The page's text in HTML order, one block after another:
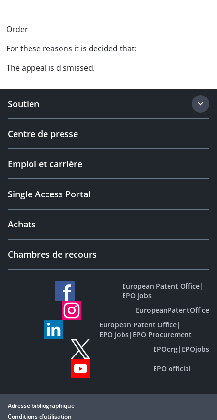
Order
For these reasons it is decided that:
The appeal is dismissed.
Soutien
Centre de presse
Emploi et carrière
Single Access Portal
Achats
Chambres de recours
European Patent Office|
EPO Jobs
EuropeanPatentOffice
European Patent Office|
EPO Jobs| EPO Procurement
EPOorg| EPOjobs
EPO official
Adresse bibliographique
Conditions d’utilisation